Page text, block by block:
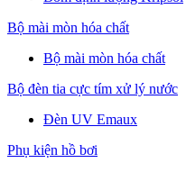
Bộ mài mòn hóa chất
Bộ mài mòn hóa chất
Bộ đèn tia cực tím xử lý nước
Đèn UV Emaux
Phụ kiện hồ bơi